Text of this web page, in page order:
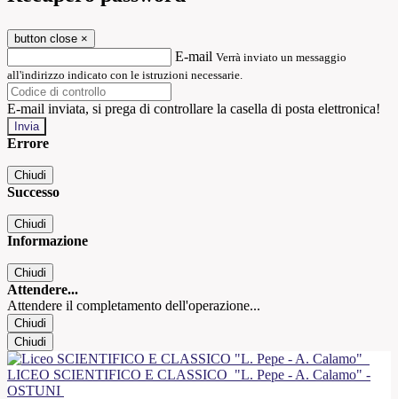
button close ×
E-mail Verrà inviato un messaggio
all'indirizzo indicato con le istruzioni necessarie.
E-mail inviata, si prega di controllare la casella di posta elettronica!
Errore
Chiudi
Successo
Chiudi
Informazione
Chiudi
Attendere...
Attendere il completamento dell'operazione...
Chiudi
Chiudi
LICEO SCIENTIFICO E CLASSICO "L. Pepe - A. Calamo" -
OSTUNI